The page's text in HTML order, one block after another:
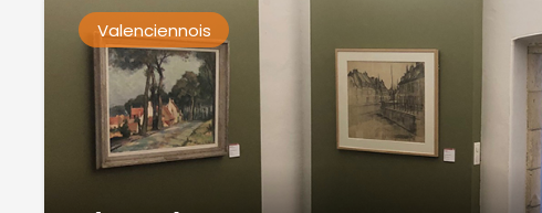
Valenciennois